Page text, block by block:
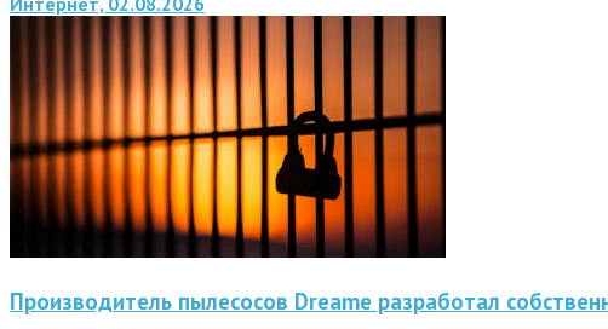
Производитель пылесосов Dreame разработал